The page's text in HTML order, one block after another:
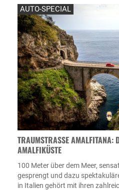
AUTO-SPECIAL
TRAUMSTRASSE AMALFITANA:
MALFIKÜSTE
100 Meter über dem Meer,
gesprengt und dazu
in Italien gehört mit ihren